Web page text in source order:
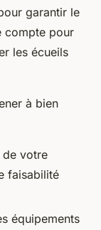
garantir le
compte pour
les écueils
à bien
de votre
faisabilité
équipements